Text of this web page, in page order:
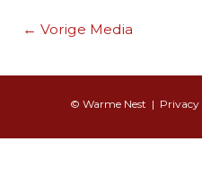
Berichtnavigatie
← Vorige Media
© Warme Nest | Privacy